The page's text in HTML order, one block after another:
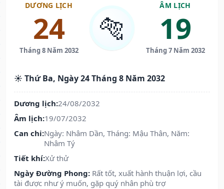
DƯƠNG LỊCH
24
Tháng 8 Năm 2032
🐅
ÂM LỊCH
19
Tháng 7 Năm 2032
☀️ Thứ Ba, Ngày 24 Tháng 8 Năm 2032
Dương lịch:24/08/2032
Âm lịch:19/07/2032
Can chi:Ngày: Nhâm Dần, Tháng: Mậu Thân, Năm:
Nhâm Tý
Tiết khí:Xử thử
Ngày Đường Phong: Rất tốt, xuất hành thuận lợi, cầu
tài được như ý muốn, gặp quý nhân phù trợ